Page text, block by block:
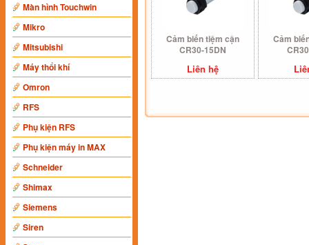
Màn hình Touchwin
Mikro
Mitsubishi
Máy thổi khí
Omron
RFS
Phụ kiện RFS
Phụ kiện máy in MAX
Schneider
Shimax
Siemens
Siren
Cảm biến tiệm cận
CR30-15DN
Liên hệ
Cảm